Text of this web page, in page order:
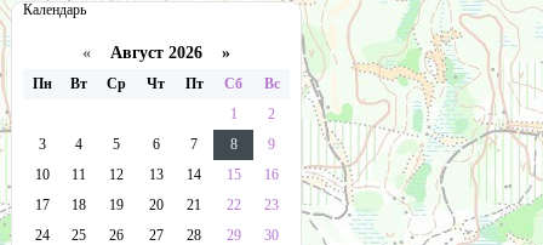
Календарь
« Август 2026 »
Пн Вт Ср Чт Пт Сб
Вс
1
2
3
4 5 6 7 8
9
10
11 12 13 14 15
16
17
18 19 20 21 22
23
24
25 26 27 28 29
30